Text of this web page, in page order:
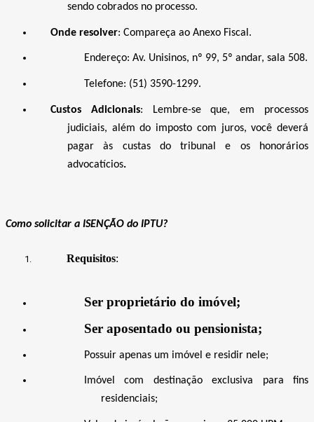
sendo cobrados no processo.
Onde resolver: Compareça ao Anexo Fiscal.
Endereço: Av. Unisinos, nº 99, 5º andar, sala 508.
Telefone: (51) 3590-1299.
Custos Adicionais: Lembre-se que, em processos
judiciais, além do imposto com juros, você deverá
pagar às custas do tribunal e os honorários
advocatícios.
Como solicitar a ISENÇÃO do IPTU?
Requisitos:
Ser proprietário do imóvel;
Ser aposentado ou pensionista;
Possuir apenas um imóvel e residir nele;
Imóvel com destinação exclusiva para fins
residenciais;